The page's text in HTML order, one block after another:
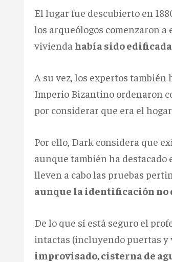
El lugar fue descubierto en
los arqueólogos comenzaron
vivienda había sido
A su vez, los expertos
Imperio Bizantino ordenaron
por considerar que era el
Por ello, Dark considera que
aunque también ha destacado
lleven a cabo las pruebas
aunque la identificación no
De lo que sí está seguro el
intactas (incluyendo puertas y
improvisado, cisterna de